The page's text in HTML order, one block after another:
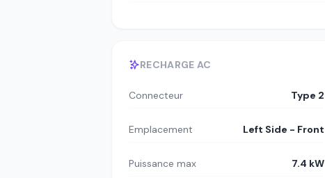
RECHARGE AC
Connecteur Type 2
Emplacement Left Side - Front
Puissance max 7.4 kW